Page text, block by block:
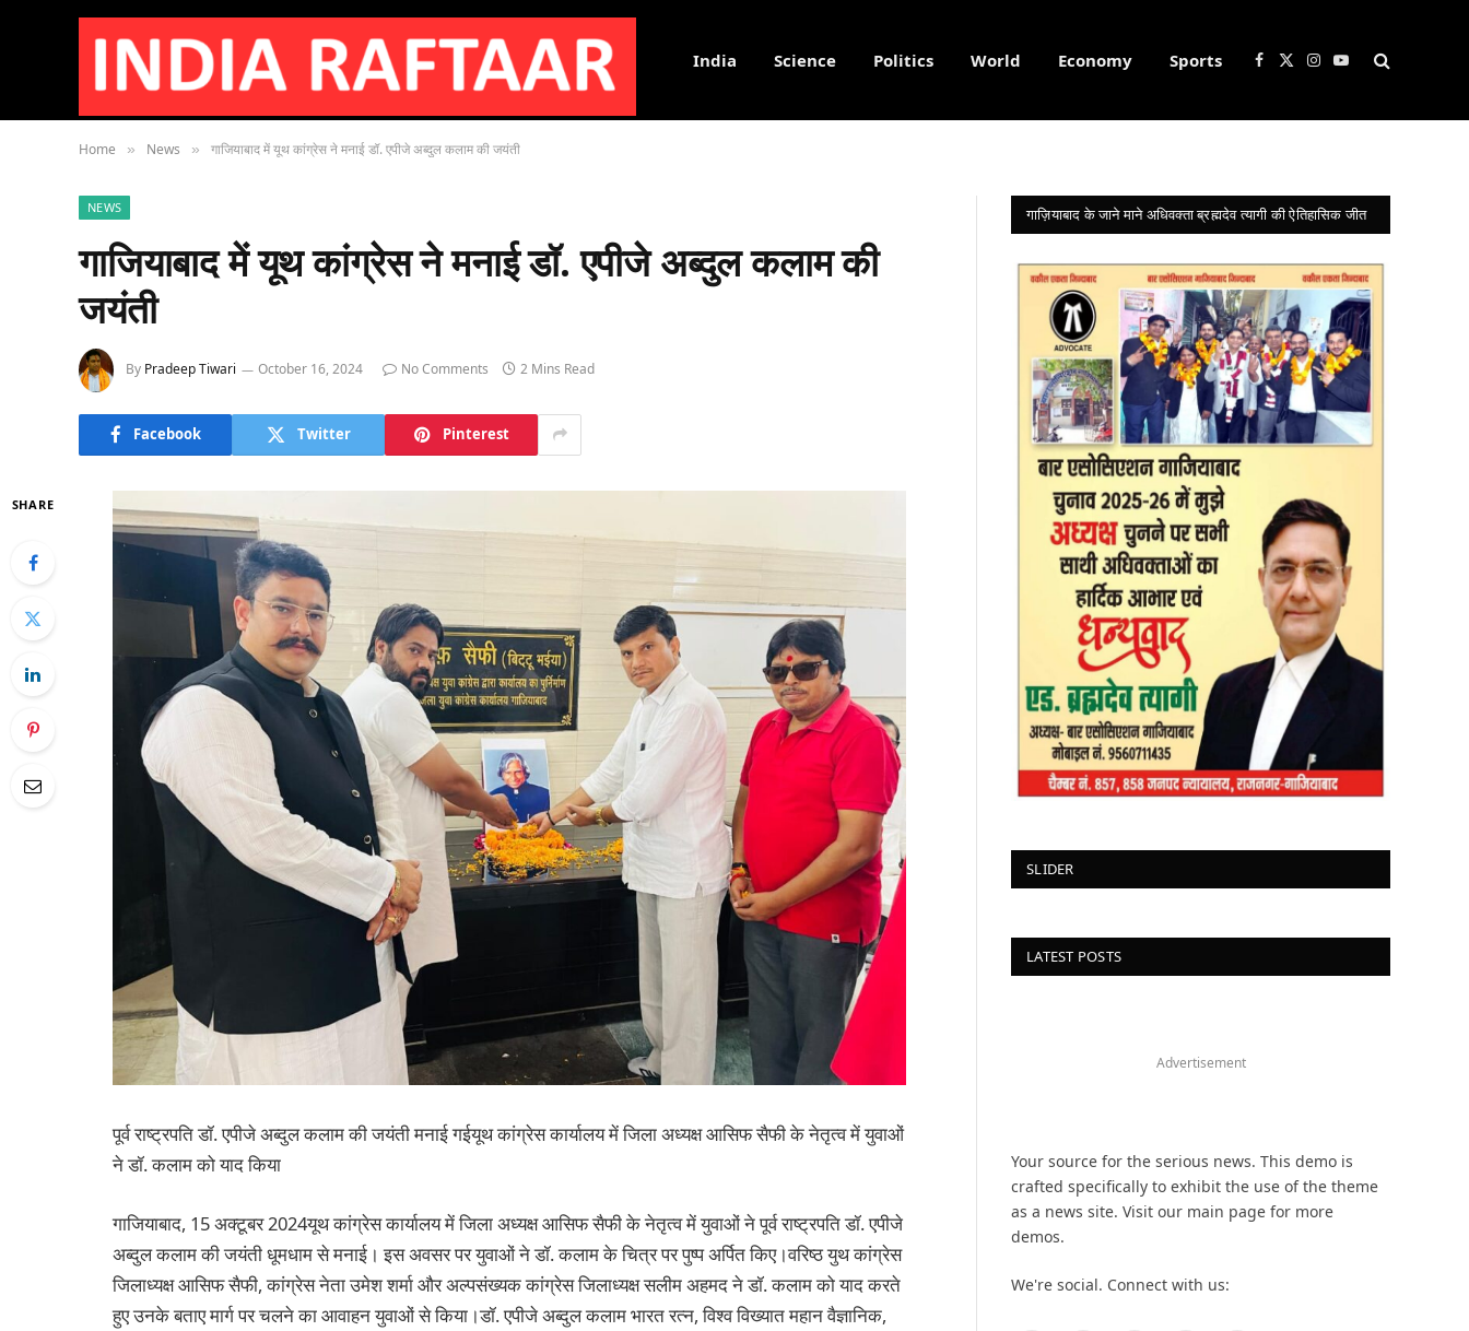
India Science Politics World Economy Sports Facebook
X
Instagram
YouTube
Home » News » गाजियाबाद में यूथ कांग्रेस ने मनाई डॉ. एपीजे अब्दुल कलाम की जयंती
NEWS
गाजियाबाद में यूथ कांग्रेस ने मनाई डॉ. एपीजे अब्दुल कलाम की
जयंती
By Pradeep Tiwari October 16, 2024 No Comments 2 Mins Read
Facebook Twitter Pinterest
SHARE
पूर्व राष्ट्रपति डॉ. एपीजे अब्दुल कलाम की जयंती मनाई गईयूथ कांग्रेस कार्यालय में जिला अध्यक्ष आसिफ सैफी के नेतृत्व में युवाओं
ने डॉ. कलाम को याद किया
गाजियाबाद, 15 अक्टूबर 2024यूथ कांग्रेस कार्यालय में जिला अध्यक्ष आसिफ सैफी के नेतृत्व में युवाओं ने पूर्व राष्ट्रपति डॉ. एपीजे
अब्दुल कलाम की जयंती धूमधाम से मनाई। इस अवसर पर युवाओं ने डॉ. कलाम के चित्र पर पुष्प अर्पित किए।वरिष्ठ युथ कांग्रेस
जिलाध्यक्ष आसिफ सैफी, कांग्रेस नेता उमेश शर्मा और अल्पसंख्यक कांग्रेस जिलाध्यक्ष सलीम अहमद ने डॉ. कलाम को याद करते
हुए उनके बताए मार्ग पर चलने का आवाहन युवाओं से किया।डॉ. एपीजे अब्दुल कलाम भारत रत्न, विश्व विख्यात महान वैज्ञानिक,
गाज़ियाबाद के जाने माने अधिवक्ता ब्रह्मदेव त्यागी की ऐतिहासिक जीत
SLIDER
LATEST POSTS
Advertisement
Your source for the serious news. This demo is
crafted specifically to exhibit the use of the theme
as a news site. Visit our main page for more
demos.
We're social. Connect with us: